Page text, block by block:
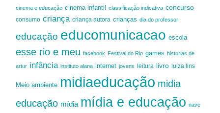
cinema e educação cinema infantil classificação indicativa concurso
consumo criança criança autora crianças dia do professor
educação educomunicacao escola
esse rio e meu facebook Festival do Rio games historias de
artur infância instituto alana internet jovens leitura livro luiza lins
Meio ambiente midiaeducação midia
educação mídia mídia e educação nave